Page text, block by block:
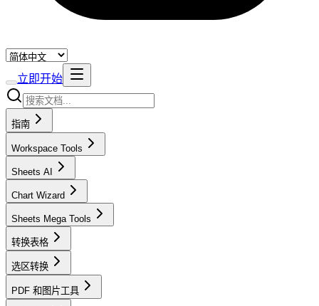
立即开始
指南
Workspace Tools
Sheets AI
Chart Wizard
Sheets Mega Tools
转换表格
选区转换
PDF 和图片工具